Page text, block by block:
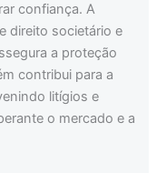
confiança. A
direito societário e
a proteção
contribui para a
litígios e
o mercado e a